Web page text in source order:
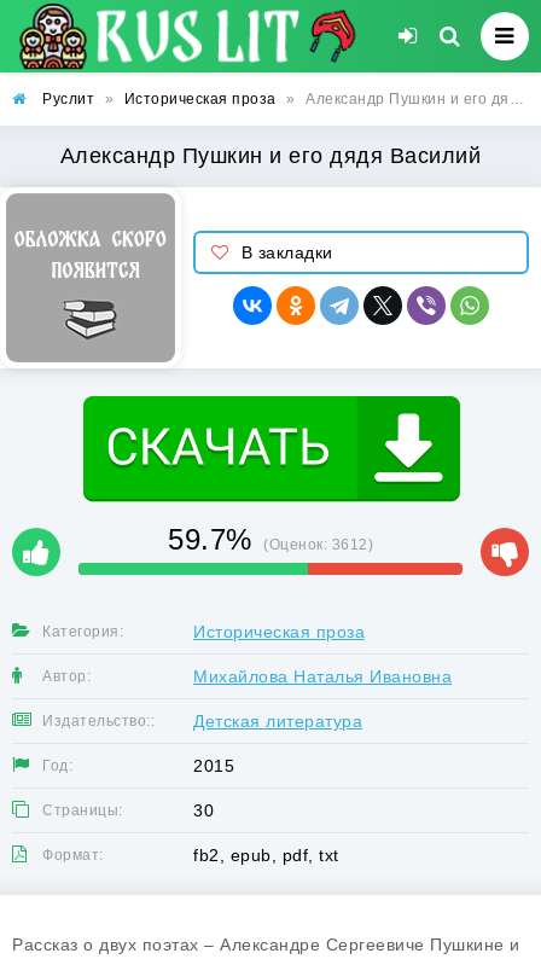
Руслит » Историческая проза » Александр Пушкин и его дядя Василий
Александр Пушкин и его дядя Василий
В закладки
59.7% (Оценок: 3612)
Категория: Историческая проза
Автор: Михайлова Наталья Ивановна
Издательство:: Детская литература
Год: 2015
Страницы: 30
Формат: fb2, epub, pdf, txt
Рассказ о двух поэтах – Александре Сергеевиче Пушкине и